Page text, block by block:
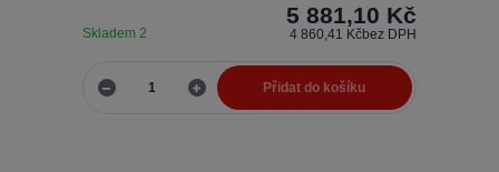
5 881,10 Kč
4 860,41 Kčbez DPH
Skladem 2
Přidat do košíku